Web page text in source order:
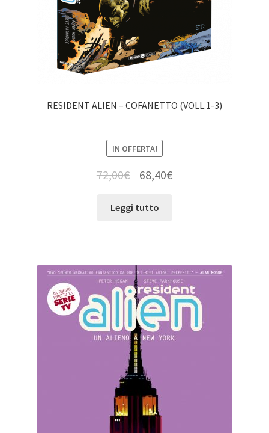
RESIDENT ALIEN – COFANETTO (VOLL.1-3)
IN OFFERTA!
72,00€ 68,40€
Leggi tutto